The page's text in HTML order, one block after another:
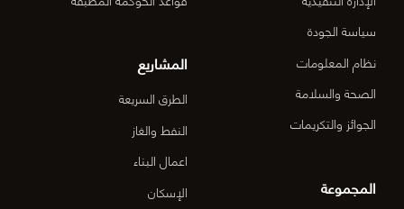
سياسة الجودة
نظام المعلومات
الصحة والسلامة
الجوائز والتكريمات
المجموعة
المشاريع
الطرق السريعة
النفط والغاز
اعمال البناء
الإسكان